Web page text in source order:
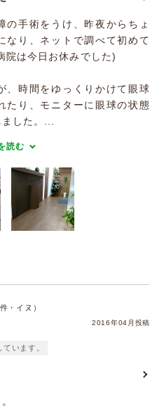
の手術をうけ、昨夜からちょ
なり、ネットで調べて初めて
院は今日お休みでした)
、時間をゆっくりかけて眼球
たり、モニターに眼球の状態
した。...
読む
・イヌ）
2016年04月投稿
います。